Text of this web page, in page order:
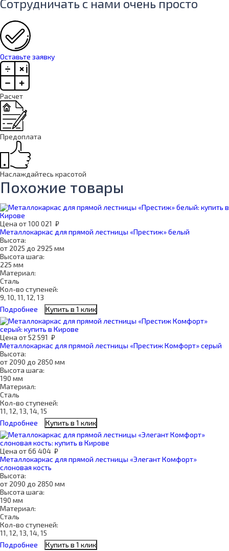
Сотрудничать с нами очень просто
Оставьте заявку
Расчет
Предоплата
Наслаждайтесь красотой
Похожие товары
Цена от100 021 ₽
Металлокаркас для прямой лестницы «Престиж» белый
Высота:
от 2025 до 2925 мм
Высота шага:
225 мм
Материал:
Сталь
Кол-во ступеней:
9, 10, 11, 12, 13
Подробнее
Купить в 1 клик
Цена от52 591 ₽
Металлокаркас для прямой лестницы «Престиж Комфорт» серый
Высота:
от 2090 до 2850 мм
Высота шага:
190 мм
Материал:
Сталь
Кол-во ступеней:
11, 12, 13, 14, 15
Подробнее
Купить в 1 клик
Цена от66 404 ₽
Металлокаркас для прямой лестницы «Элегант Комфорт»
слоновая кость
Высота:
от 2090 до 2850 мм
Высота шага:
190 мм
Материал:
Сталь
Кол-во ступеней:
11, 12, 13, 14, 15
Подробнее
Купить в 1 клик